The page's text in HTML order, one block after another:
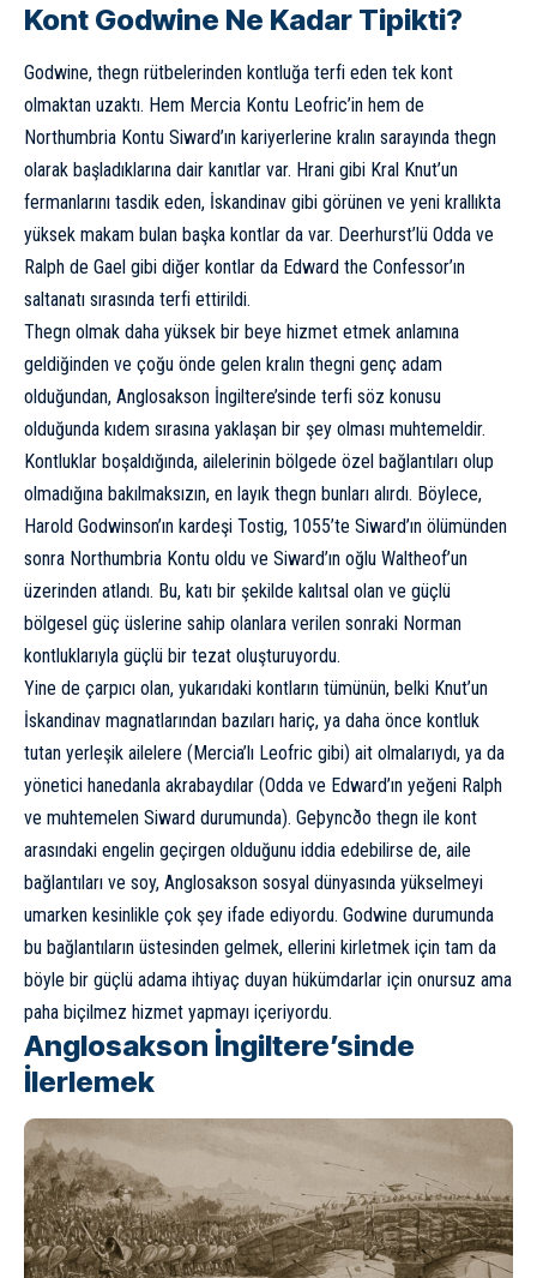
Kont Godwine Ne Kadar Tipikti?
Godwine, thegn rütbelerinden kontluğa terfi eden tek kont
olmaktan uzaktı. Hem Mercia Kontu Leofric’in hem de
Northumbria Kontu Siward’ın kariyerlerine kralın sarayında thegn
olarak başladıklarına dair kanıtlar var. Hrani gibi Kral Knut’un
fermanlarını tasdik eden, İskandinav gibi görünen ve yeni krallıkta
yüksek makam bulan başka kontlar da var. Deerhurst’lü Odda ve
Ralph de Gael gibi diğer kontlar da Edward the Confessor’ın
saltanatı sırasında terfi ettirildi.
Thegn olmak daha yüksek bir beye hizmet etmek anlamına
geldiğinden ve çoğu önde gelen kralın thegni genç adam
olduğundan, Anglosakson İngiltere’sinde terfi söz konusu
olduğunda kıdem sırasına yaklaşan bir şey olması muhtemeldir.
Kontluklar boşaldığında, ailelerinin bölgede özel bağlantıları olup
olmadığına bakılmaksızın, en layık thegn bunları alırdı. Böylece,
Harold Godwinson’ın kardeşi Tostig, 1055’te Siward’ın ölümünden
sonra Northumbria Kontu oldu ve Siward’ın oğlu Waltheof’un
üzerinden atlandı. Bu, katı bir şekilde kalıtsal olan ve güçlü
bölgesel güç üslerine sahip olanlara verilen sonraki Norman
kontluklarıyla güçlü bir tezat oluşturuyordu.
Yine de çarpıcı olan, yukarıdaki kontların tümünün, belki Knut’un
İskandinav magnatlarından bazıları hariç, ya daha önce kontluk
tutan yerleşik ailelere (Mercia’lı Leofric gibi) ait olmalarıydı, ya da
yönetici hanedanla akrabaydılar (Odda ve Edward’ın yeğeni Ralph
ve muhtemelen Siward durumunda). Geþyncðo thegn ile kont
arasındaki engelin geçirgen olduğunu iddia edebilirse de, aile
bağlantıları ve soy, Anglosakson sosyal dünyasında yükselmeyi
umarken kesinlikle çok şey ifade ediyordu. Godwine durumunda
bu bağlantıların üstesinden gelmek, ellerini kirletmek için tam da
böyle bir güçlü adama ihtiyaç duyan hükümdarlar için onursuz ama
paha biçilmez hizmet yapmayı içeriyordu.
Anglosakson İngiltere’sinde
İlerlemek